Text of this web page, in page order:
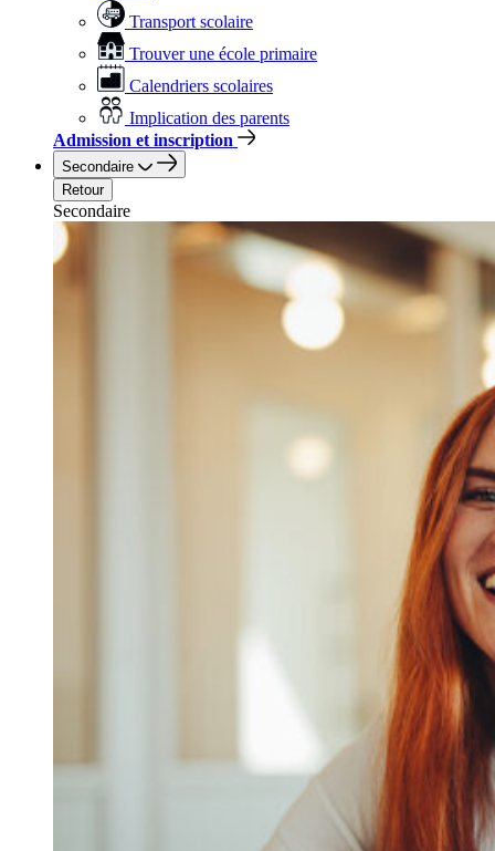
Transport scolaire
Trouver une école primaire
Calendriers scolaires
Implication des parents
Admission et inscription
Secondaire
Retour
Secondaire